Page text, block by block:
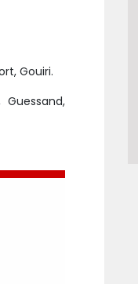
Gouiri.